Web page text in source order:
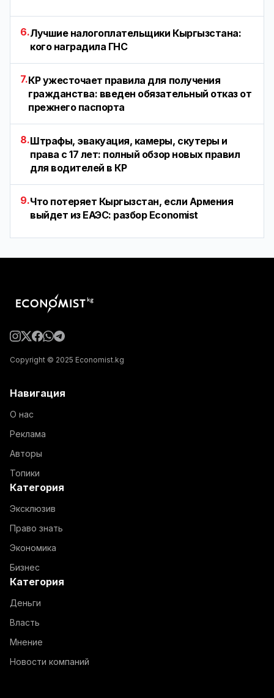
6.Лучшие налогоплательщики Кыргызстана:
кого наградила ГНС
7.КР ужесточает правила для получения
гражданства: введен обязательный отказ от
прежнего паспорта
8.Штрафы, эвакуация, камеры, скутеры и
права с 17 лет: полный обзор новых правил
для водителей в КР
9.Что потеряет Кыргызстан, если Армения
выйдет из ЕАЭС: разбор Economist
Copyright © 2025 Economist.kg
Навигация
О нас
Реклама
Авторы
Топики
Категория
Эксклюзив
Право знать
Экономика
Бизнес
Категория
Деньги
Власть
Мнение
Новости компаний